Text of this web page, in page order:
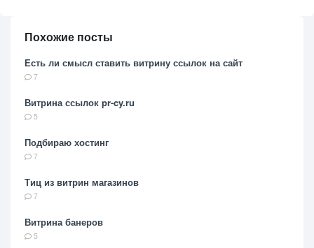
Похожие посты
Есть ли смысл ставить витрину ссылок на сайт
7
Витрина ссылок pr-cy.ru
5
Подбираю хостинг
7
Тиц из витрин магазинов
7
Витрина банеров
5